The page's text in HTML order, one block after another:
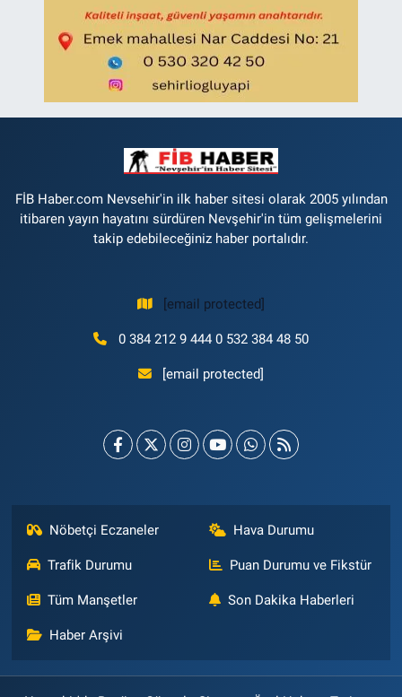
FİB Haber.com Nevsehir'in ilk haber sitesi olarak 2005 yılından
itibaren yayın hayatını sürdüren Nevşehir'in tüm gelişmelerini
takip edebileceğiniz haber portalıdır.
[email protected]
0 384 212 9 444 0 532 384 48 50
[email protected]
Nöbetçi Eczaneler Hava Durumu
Trafik Durumu Puan Durumu ve Fikstür
Tüm Manşetler Son Dakika Haberleri
Haber Arşivi